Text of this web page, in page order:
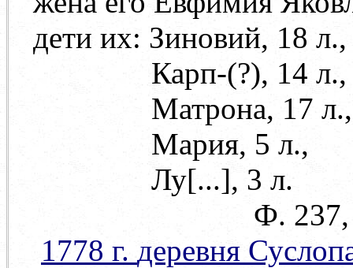
дети их: Зиновий, 18 л.,
Карп-(?), 14 л.,
Матрона, 17 л.,
Мария, 5 л.,
Лу[...], 3 л.
Ф. 237, оп. 71,
1778 г. деревня